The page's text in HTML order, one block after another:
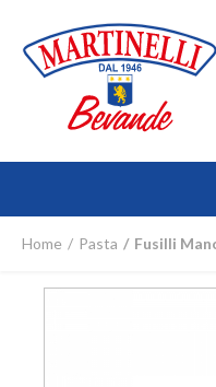
Home Pasta Fusilli